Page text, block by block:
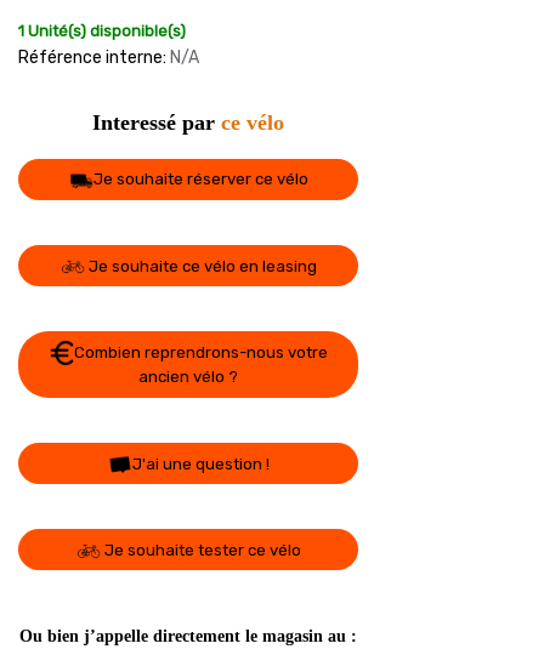
1 Unité(s) disponible(s)
Référence interne: N/A
Interessé par ce vélo
Je souhaite réserver ce vélo
Je souhaite ce vélo en leasing
Combien reprendrons-nous votre
ancien vélo ?
J'ai une question !
Je souhaite tester ce vélo
Ou bien j’appelle directement le magasin au :